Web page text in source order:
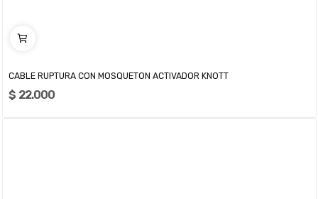
CABLE RUPTURA CON MOSQUETON ACTIVADOR KNOTT
$ 22.000